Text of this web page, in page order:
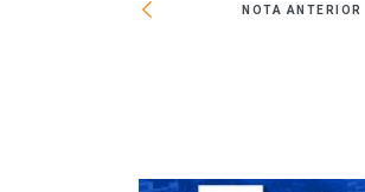
NOTA ANTERIOR